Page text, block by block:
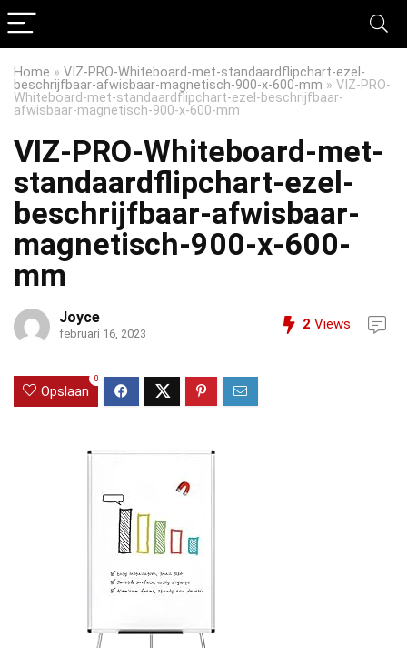
Home » VIZ-PRO-Whiteboard-met-standaardflipchart-ezel-
beschrijfbaar-afwisbaar-magnetisch-900-x-600-mm » VIZ-PRO-
Whiteboard-met-standaardflipchart-ezel-beschrijfbaar-
afwisbaar-magnetisch-900-x-600-mm
VIZ-PRO-Whiteboard-met-
standaardflipchart-ezel-
beschrijfbaar-afwisbaar-
magnetisch-900-x-600-
mm
Joyce
februari 16, 2023
2 Views
Opslaan
0